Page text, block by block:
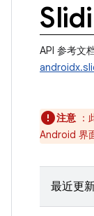
API 参考文
注意 ：
Android 界
最近更